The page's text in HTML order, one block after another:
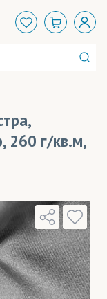
260 г/кв.м,